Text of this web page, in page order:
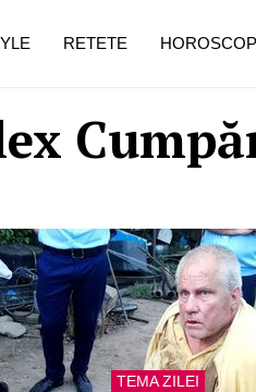
TEMA ZILEI
RETETE HOROSCOP
pe măsură ce